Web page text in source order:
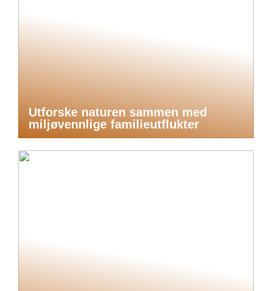
Utforske naturen sammen med
miljøvennlige familieutflukter